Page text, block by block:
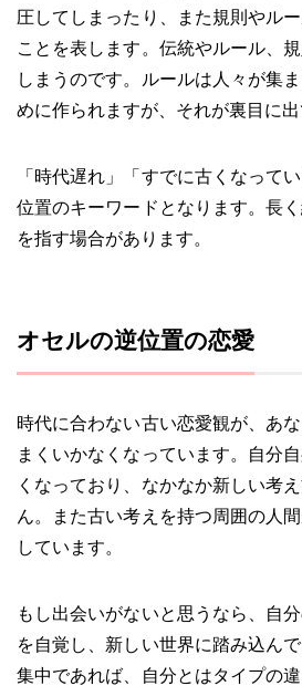
圧してしまったり、また規則やル
ことを表します。伝統やルール、
しまうのです。ルールは人々が集
めに作られますが、それが裏目に出
「時代遅れ」「すでに古くなって
位置のキーワードとなります。長
を指す場合があります。
オセルの逆位置の恋愛
時代に合わない古い恋愛観が、あ
まくいかなくなっています。自分
くなっており、なかなか新しい考
ん。また古い考えを持つ周囲の人
しています。
もし出会いがないと思うなら、自
を自覚し、新しい世界に踏み込ん
集中であれば、自分とはタイプの